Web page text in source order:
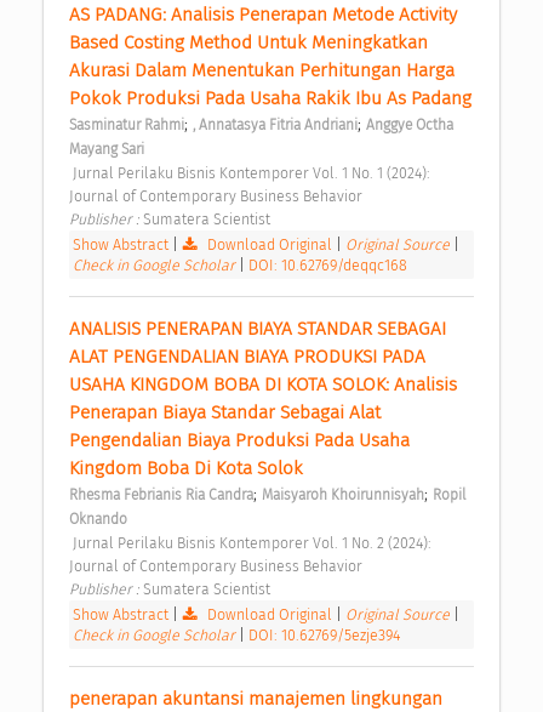
AS PADANG: Analisis Penerapan Metode Activity
Based Costing Method Untuk Meningkatkan
Akurasi Dalam Menentukan Perhitungan Harga
Pokok Produksi Pada Usaha Rakik Ibu As Padang
Sasminatur Rahmi; , Annatasya Fitria Andriani; Anggye Octha
Mayang Sari
Journal of Contemporary Business Behavior
Publisher : Sumatera Scientist
Show Abstract| Download Original Original Source
Check in Google Scholar
DOI: 10.62769/deqqc168
ANALISIS PENERAPAN BIAYA STANDAR SEBAGAI
ALAT PENGENDALIAN BIAYA PRODUKSI PADA
USAHA KINGDOM BOBA DI KOTA SOLOK: Analisis
Penerapan Biaya Standar Sebagai Alat
Pengendalian Biaya Produksi Pada Usaha
Kingdom Boba Di Kota Solok
Rhesma Febrianis Ria Candra; Maisyaroh Khoirunnisyah; Ropil
Oknando
Journal of Contemporary Business Behavior
Publisher : Sumatera Scientist
Show Abstract| Download Original Original Source
Check in Google Scholar
DOI: 10.62769/5ezje394
penerapan akuntansi manajemen lingkungan